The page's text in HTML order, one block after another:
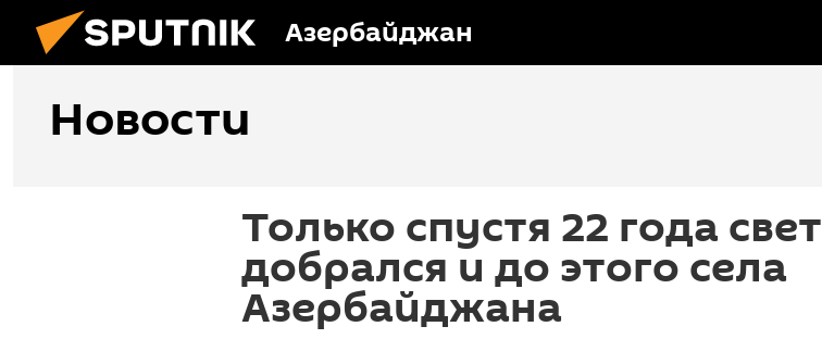
Азербайджан
Новости
Только спустя 22 года свет
добрался и до этого села
Азербайджана